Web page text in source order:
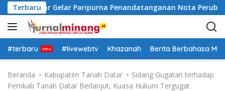
a
g
u
Terbaru
Datar Gelar Paripurna Penandatanganan Nota
#terbaru #livewebtv Khazanah Berita Berbahasa
Beranda Kabupaten Tanah Datar
Sidang Gugatan terhadap
Pemkab Tanah Datar Berlanjut, Kuasa Hukum Tergugat